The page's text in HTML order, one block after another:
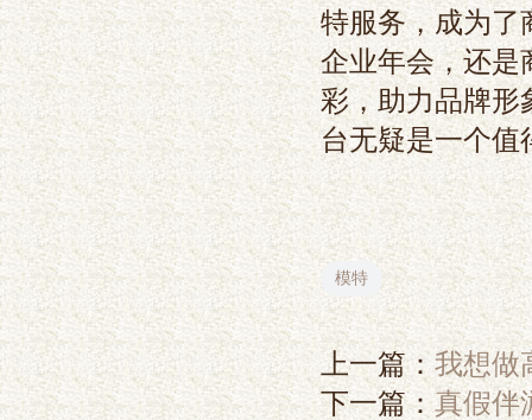
特服务，成为了
企业年会，还是
彩，助力品牌形
台无疑是一个值
模特
上一篇：我想做
下一篇：真假伴